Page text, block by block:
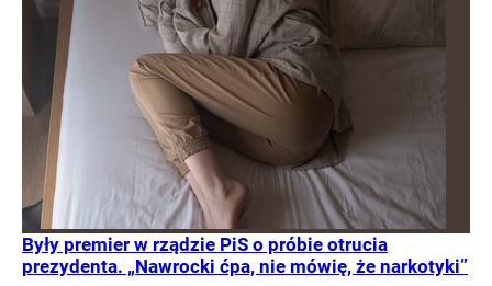
Były premier w rządzie PiS o próbie otrucia
prezydenta. „Nawrocki ćpa, nie mówię, że narkotyki”